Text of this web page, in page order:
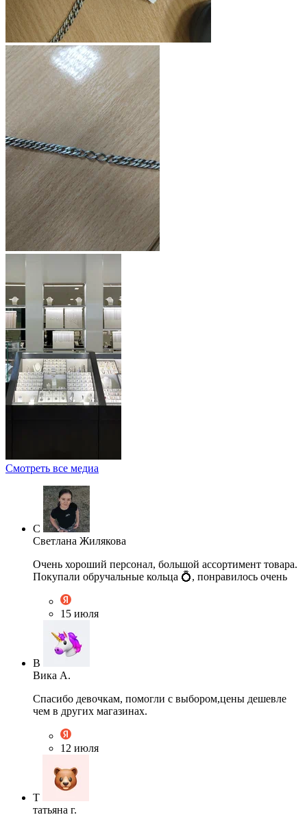
Смотреть все медиа
С
Светлана Жилякова
Очень хороший персонал, большой ассортимент товара.
Покупали обручальные кольца 💍, понравилось очень
15 июля
В
Вика А.
Спасибо девочкам, помогли с выбором,цены дешевле
чем в других магазинах.
12 июля
Т
татьяна г.